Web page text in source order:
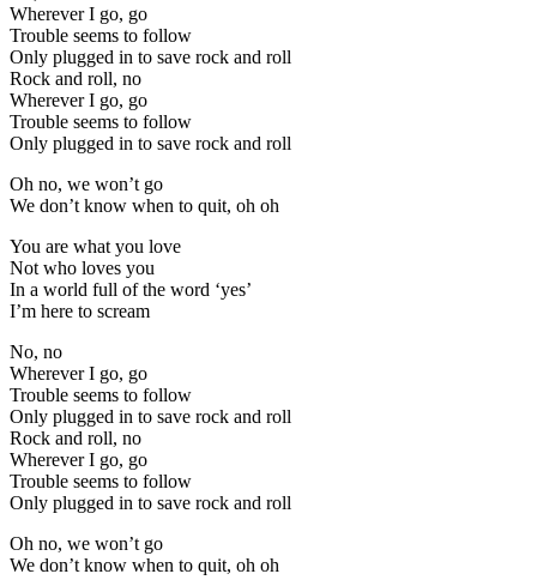
Wherever I go, go
Trouble seems to follow
Only plugged in to save rock and roll
Rock and roll, no
Wherever I go, go
Trouble seems to follow
Only plugged in to save rock and roll
Oh no, we won’t go
We don’t know when to quit, oh oh
You are what you love
Not who loves you
In a world full of the word ‘yes’
I’m here to scream
No, no
Wherever I go, go
Trouble seems to follow
Only plugged in to save rock and roll
Rock and roll, no
Wherever I go, go
Trouble seems to follow
Only plugged in to save rock and roll
Oh no, we won’t go
We don’t know when to quit, oh oh